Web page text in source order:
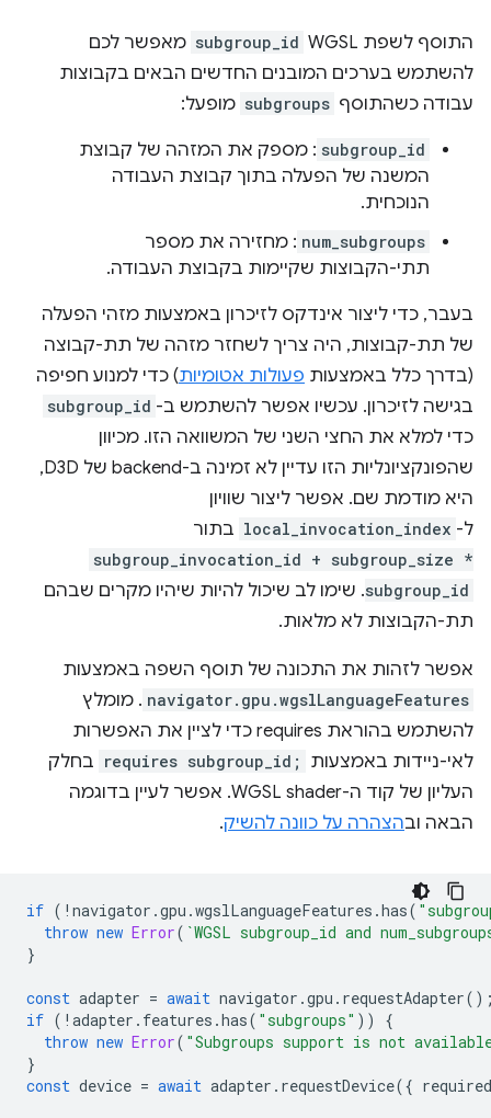
התוסף לשפת WGSL‏ subgroup_id מאפשר לכם
להשתמש בערכים המובנים החדשים הבאים בקבוצות
עבודה כשהתוסף subgroups מופעל:
subgroup_id : מספק את המזהה של קבוצת
המשנה של הפעלה בתוך קבוצת העבודה
הנוכחית.
num_subgroups : מחזירה את מספר
תתי-הקבוצות שקיימות בקבוצת העבודה.
בעבר, כדי ליצור אינדקס לזיכרון באמצעות מזהי הפעלה
של תת-קבוצות, היה צריך לשחזר מזהה של תת-קבוצה
(בדרך כלל באמצעות פעולות אטומיות) כדי למנוע חפיפה
בגישה לזיכרון. עכשיו אפשר להשתמש ב- subgroup_id
כדי למלא את החצי השני של המשוואה הזו. מכיוון
שהפונקציונליות הזו עדיין לא זמינה ב-backend של D3D,
היא מודמת שם. אפשר ליצור שוויון
ל- local_invocation_index בתור
subgroup_invocation_id + subgroup_size *
subgroup_id. שימו לב שיכול להיות שיהיו מקרים שבהם
תת-הקבוצות לא מלאות.
אפשר לזהות את התכונה של תוסף השפה באמצעות
navigator.gpu.wgslLanguageFeatures . מומלץ
להשתמש בהוראת requires כדי לציין את האפשרות
לאי-ניידות באמצעות
requires subgroup_id; בחלק
העליון של קוד ה-WGSL shader. אפשר לעיין בדוגמה
הבאה ובהצהרה על כוונה להשיק.
if ( ! navigator .gpu .wgslLanguageFeatures .has(
throw new Error( `WGSL subgroup_id and
}
const adapter = await navigator .gpu . requestAdapter
if ( ! adapter . features .has( "subgroups" ))
{
throw new Error( "Subgroups support is not
}
const device = await adapter . requestDevice({